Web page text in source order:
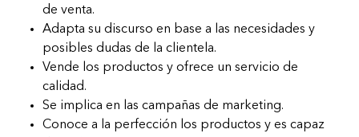
de venta.
Adapta su discurso en base a las necesidades y
posibles dudas de la clientela.
Vende los productos y ofrece un servicio de
calidad.
Se implica en las campañas de marketing.
Conoce a la perfección los productos y es capaz